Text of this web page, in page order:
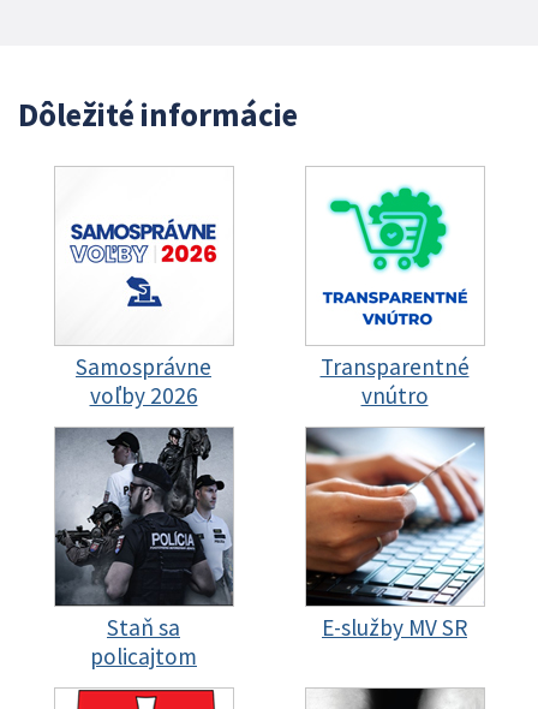
Dôležité informácie
Samosprávne
voľby 2026
Transparentné
vnútro
Staň sa
policajtom
E-služby MV SR